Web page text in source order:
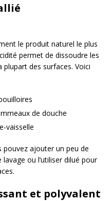
le produit naturel le plus
permet de dissoudre les
des surfaces. Voici
de douche
vaisselle
pouvez ajouter un peu de
ou l’utiliser dilué pour
et polyvalent